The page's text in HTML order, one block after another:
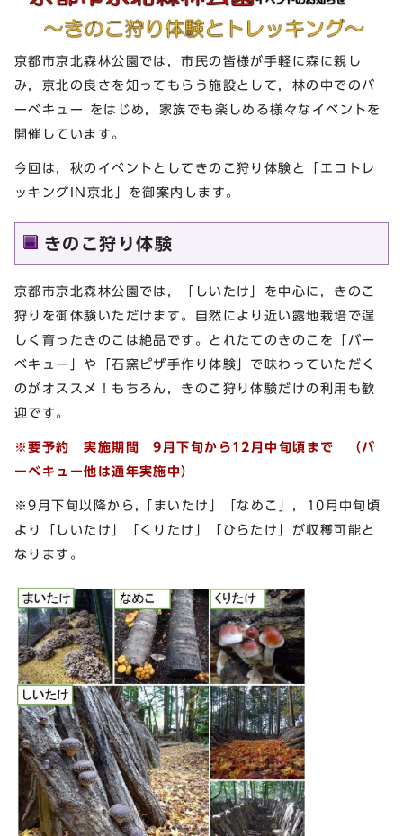
京都市京北森林公園では，市民の皆様が手軽に森に親し
み，京北の良さを知ってもらう施設として，林の中でのバ
ーベキュー をはじめ，家族でも楽しめる様々なイベントを
開催しています。
今回は，秋のイベントとしてきのこ狩り体験と「エコトレ
ッキングIN京北」を御案内します。
きのこ狩り体験
京都市京北森林公園では，「しいたけ」を中心に，きのこ
狩りを御体験いただけます。自然により近い露地栽培で逞
しく育ったきのこは絶品です。とれたてのきのこを「バー
ベキュー」や「石窯ピザ手作り体験」で味わっていただく
のがオススメ！もちろん，きのこ狩り体験だけの利用も歓
迎です。
※要予約 実施期間 9月下旬から12月中旬頃まで （バ
ーベキュー他は通年実施中）
※9月下旬以降から,「まいたけ」「なめこ」，10月中旬頃
より「しいたけ」「くりたけ」「ひらたけ」が収穫可能と
なります。